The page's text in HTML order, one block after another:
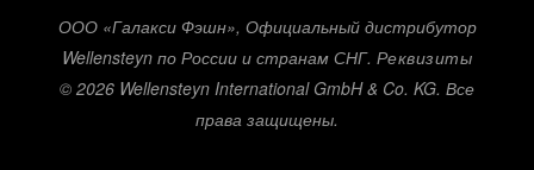
ООО «Галакси Фэшн», Официальный дистрибутор
Wellensteyn по России и странам СНГ. Реквизиты
© 2026 Wellensteyn International GmbH & Co. KG. Все
права защищены.